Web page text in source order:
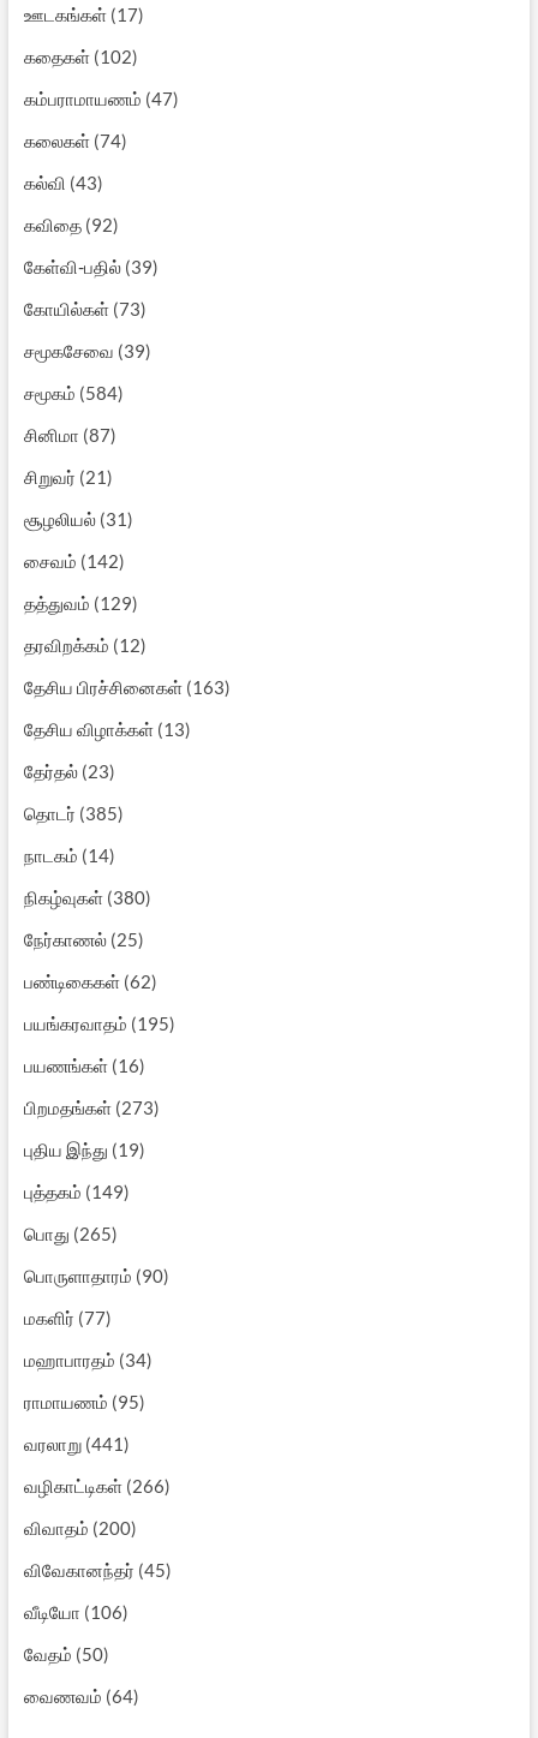
ஊடகங்கள்(17)
கதைகள்(102)
கம்பராமாயணம் (47)
கலைகள்(74)
கல்வி (43)
கவிதை(92)
கேள்வி-பதில்(39)
கோயில்கள்(73)
சமூகசேவை (39)
சமூகம் (584)
சினிமா (87)
சிறுவர் (21)
சூழலியல்(31)
சைவம் (142)
தத்துவம் (129)
தரவிறக்கம் (12)
தேசிய பிரச்சினைகள்(163)
தேசிய விழாக்கள்(13)
தேர்தல்(23)
தொடர் (385)
நாடகம் (14)
நிகழ்வுகள்(380)
நேர்காணல்(25)
பண்டிகைகள்(62)
பயங்கரவாதம் (195)
பயணங்கள்(16)
பிறமதங்கள்(273)
புதிய இந்து (19)
புத்தகம் (149)
பொது (265)
பொருளாதாரம் (90)
மகளிர் (77)
மஹாபாரதம் (34)
ராமாயணம் (95)
வரலாறு(441)
வழிகாட்டிகள்(266)
விவாதம் (200)
விவேகானந்தர் (45)
வீடியோ (106)
வேதம் (50)
வைணவம் (64)